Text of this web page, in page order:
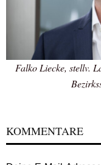
Falko Liecke, stellv.
KOMMENTARE